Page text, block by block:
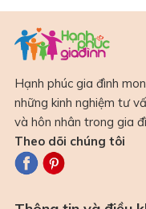
Hạnh phúc gia đình
những kinh nghiệm tư
và hôn nhân trong gia
Theo dõi chúng tôi